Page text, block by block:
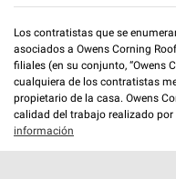
Los contratistas que se
asociados a Owens Corning
filiales (en su conjunto, “Owens
cualquiera de los contratistas
propietario de la casa. Owens
calidad del trabajo realizado
información